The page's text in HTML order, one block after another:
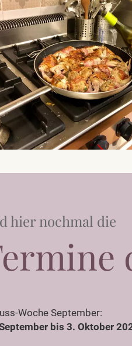
hier nochmal die
Woche September:
bis 3. Oktober